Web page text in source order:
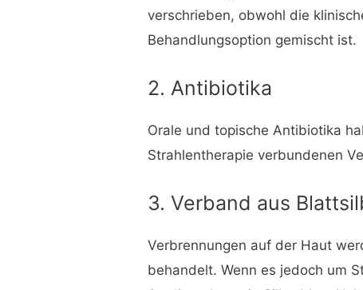
verschrieben, obwohl die
Behandlungsoption gemischt ist.
2. Antibiotika
Orale und topische Antibiotika
Strahlentherapie verbundenen
3. Verband aus
Verbrennungen auf der Haut
behandelt. Wenn es jedoch um